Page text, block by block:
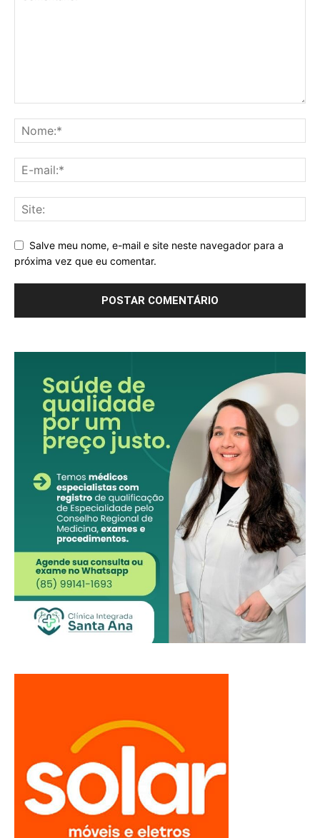
Salve meu nome, e-mail e site neste navegador para a
próxima vez que eu comentar.